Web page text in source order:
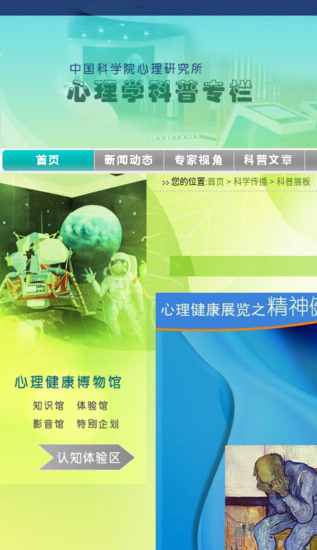
您的位置:首页 >科学传播 > 科普展板